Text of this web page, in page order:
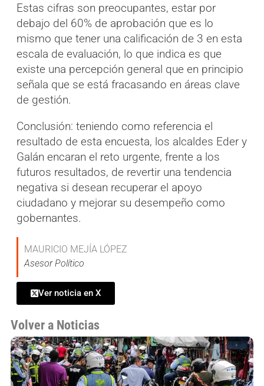
Estas cifras son preocupantes, estar por
debajo del 60% de aprobación que es lo
mismo que tener una calificación de 3 en esta
escala de evaluación, lo que indica es que
existe una percepción general que en principio
señala que se está fracasando en áreas clave
de gestión.
Conclusión: teniendo como referencia el
resultado de esta encuesta, los alcaldes Eder y
Galán encaran el reto urgente, frente a los
futuros resultados, de revertir una tendencia
negativa si desean recuperar el apoyo
ciudadano y mejorar su desempeño como
gobernantes.
MAURICIO MEJÍA LÓPEZ
Asesor Político
Ver noticia en X
Volver a Noticias